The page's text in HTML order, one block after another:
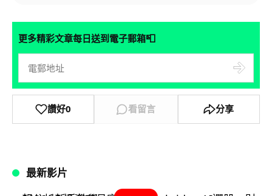
更多精彩文章每日送到電子郵箱📮
讚好0 看留言 分享
最新影片